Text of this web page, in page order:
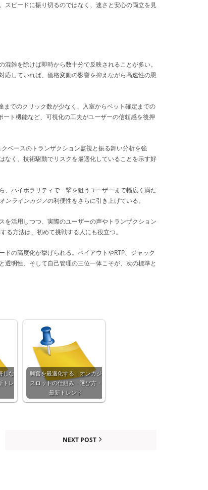
スピードに振り切るのではなく、速さと安心の両立を見
雑を除けば即時から数十分で反映されることが多い。
応していれば、価格変動の影響を抑えながら高速性の恩
でのクリック数が少なく、入室からベット確定までの
ト機能など、可視化の工夫がユーザーの信頼感を後押
ベースのトランザクション監視と振る舞い分析を強
なく、技術駆動でリスクを最適化していることを示す好
ハイボラリティで一撃を狙うユーザーまで幅広く満た
オンラインカジノの利便性をさらに引き上げている。
活用しつつ、実際のユーザーの声やトランザクション
る方法は、初めて挑戦する人にも役立つ。
の高度化が挙げられる。ペイアウトやRTP、ジャック
透明性、そして自己管理の三位一体こそが、次の標準と
しな
トレ
興奮を最適化する：オンカジ
スロットの仕組み・選び方・
最新トレンド
NEXT POST